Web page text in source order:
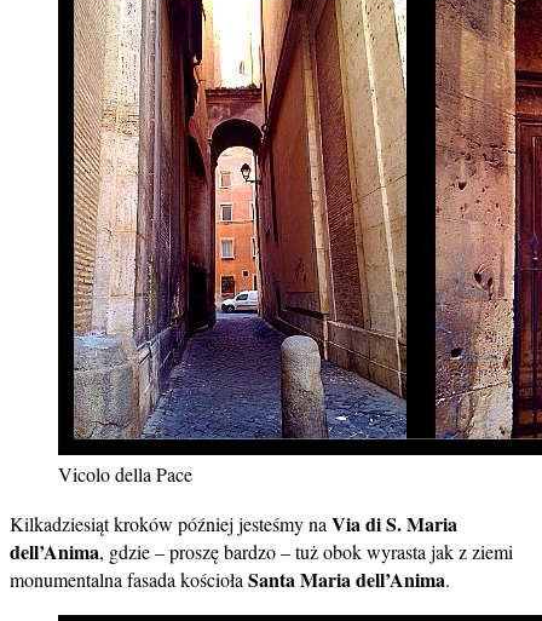
Vicolo della Pace
Kilkadziesiąt kroków później jesteśmy naVia di S. Maria
dell’Anima, gdzie – proszę bardzo – tuż obok wyrasta jak z ziemi
monumentalna fasada kościołaSanta Maria dell’Anima.